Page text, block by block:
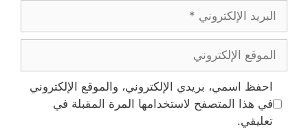
البريد
الإلكتروني
الموقع
الإلكتروني
احفظ اسمي، بريدي الإلكتروني، والموقع الإلكتروني
في هذا المتصفح لاستخدامها المرة المقبلة في
تعليقي.